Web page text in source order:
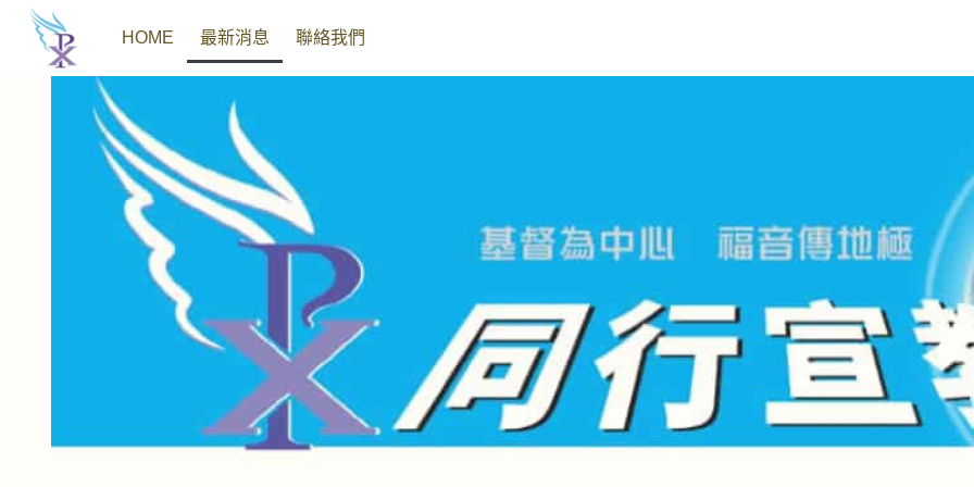
HOME 最新消息 聯絡我們